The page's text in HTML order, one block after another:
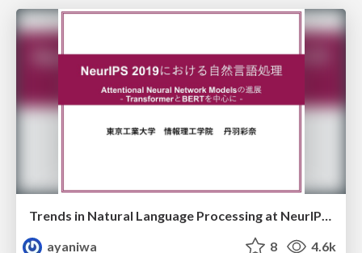
Trends in Natural Language Processing at NeurIPS 2019.
ayaniwa
8 4.6k